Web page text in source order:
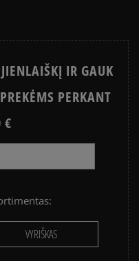
IR GAUK
PERKANT
€
VYRIŠKAS